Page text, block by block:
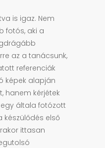
is igaz. Nem
fotós, aki a
az a tanácsunk,
referenciák
képek alapján
hanem kérjétek
általa fotózott
készülődés első
ittasan